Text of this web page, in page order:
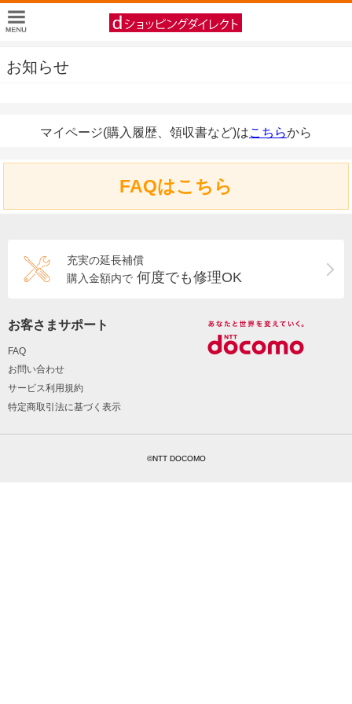
お知らせ
マイページ(購入履歴、領収書など)はこちらから
FAQはこちら
充実の延長補償
購入金額内で 何度でも修理OK
お客さまサポート
FAQ
お問い合わせ
サービス利用規約
特定商取引法に基づく表示
©NTT DOCOMO